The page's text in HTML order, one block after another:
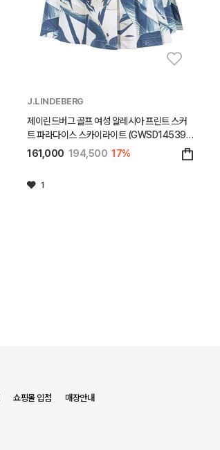
J.LINDEBERG
제이린드버그 골프 여성 알레시아 프린트 스커
트 파라다이스 스카이라이트 (GWSD14539-
O587)
161,000 194,500 17%
1
쇼핑몰 입점 매장안내